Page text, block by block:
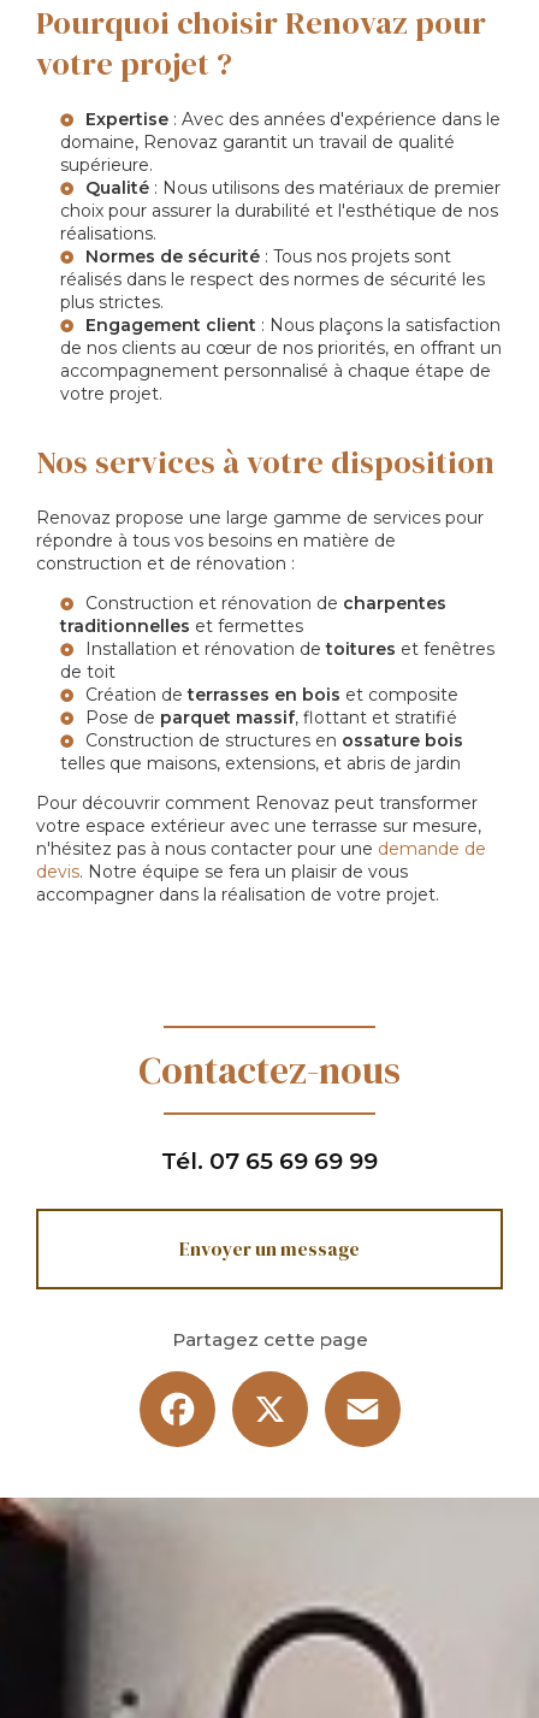
Pourquoi choisir Renovaz pour
votre projet ?
Expertise : Avec des années d'expérience dans le
domaine, Renovaz garantit un travail de qualité
supérieure.
Qualité : Nous utilisons des matériaux de premier
choix pour assurer la durabilité et l'esthétique de nos
réalisations.
Normes de sécurité : Tous nos projets sont
réalisés dans le respect des normes de sécurité les
plus strictes.
Engagement client : Nous plaçons la satisfaction
de nos clients au cœur de nos priorités, en offrant un
accompagnement personnalisé à chaque étape de
votre projet.
Nos services à votre disposition
Renovaz propose une large gamme de services pour
répondre à tous vos besoins en matière de
construction et de rénovation :
Construction et rénovation de charpentes
traditionnelles et fermettes
Installation et rénovation detoitures et fenêtres
de toit
Création deterrasses en bois et composite
Pose de parquet massif, flottant et stratifié
Construction de structures en ossature bois
telles que maisons, extensions, et abris de jardin
Pour découvrir comment Renovaz peut transformer
votre espace extérieur avec une terrasse sur mesure,
n'hésitez pas à nous contacter pour une demande de
devis. Notre équipe se fera un plaisir de vous
accompagner dans la réalisation de votre projet.
Contactez-nous
Tél. 07 65 69 69 99
Envoyer un message
Partagez cette page
Facebook